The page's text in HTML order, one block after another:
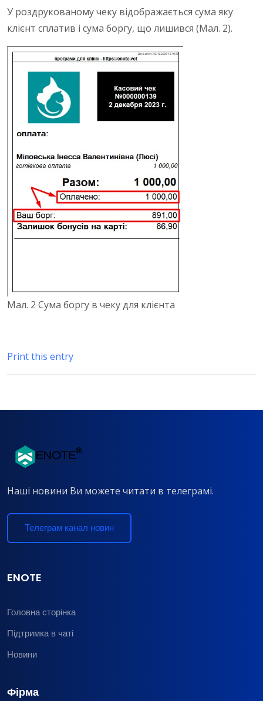
У роздрукованому чеку відображається сума яку
клієнт сплатив і сума боргу, що лишився (Мал. 2).
Мал. 2 Сума боргу в чеку для клієнта
Print this entry
Наші новини Ви можете читати в телеграмі.
Телеграм канал новин
ENOTE
Головна сторінка
Підтримка в чаті
Новини
Фірма